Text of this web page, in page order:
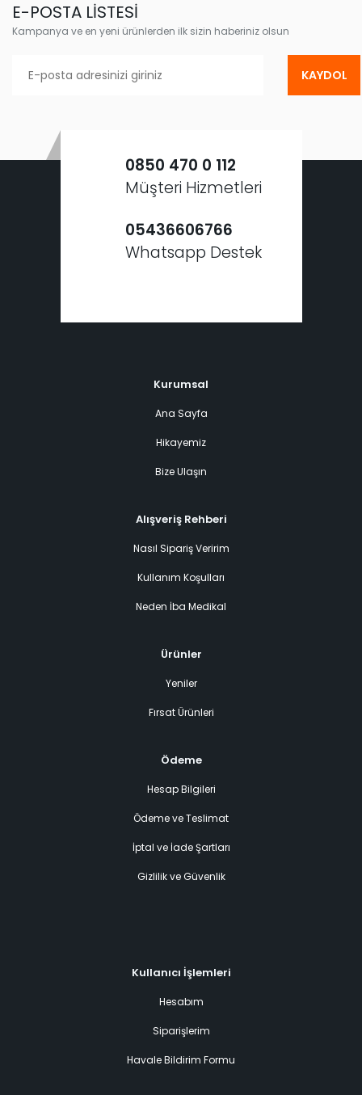
E-POSTA LİSTESİ
Kampanya ve en yeni ürünlerden ilk sizin haberiniz olsun
KAYDOL
0850 470 0 112
Müşteri Hizmetleri
05436606766
Whatsapp Destek
Kurumsal
Ana Sayfa
Hikayemiz
Bize Ulaşın
Alışveriş Rehberi
Nasıl Sipariş Veririm
Kullanım Koşulları
Neden İba Medikal
Ürünler
Yeniler
Fırsat Ürünleri
Ödeme
Hesap Bilgileri
Ödeme ve Teslimat
İptal ve İade Şartları
Gizlilik ve Güvenlik
Kullanıcı İşlemleri
Hesabım
Siparişlerim
Havale Bildirim Formu